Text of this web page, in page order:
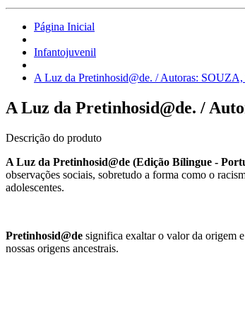
Página Inicial
Infantojuvenil
A Luz da Pretinhosid@de. / Autoras:
A Luz da Pretinhosid@de. /
Descrição do produto
A Luz da Pretinhosid@de (Edição Bílingue -
observações sociais, sobretudo a forma como o
adolescentes.
Pretinhosid@de significa exaltar o valor da origem
nossas origens ancestrais.